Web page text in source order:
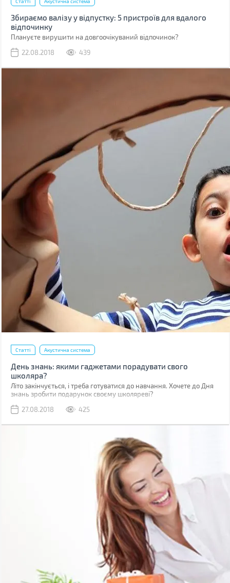
Збираємо валізу у відпустку: 5 пристроїв для вдалого
відпочинку
Плануєте вирушити на довгоочікуваний відпочинок?
22.08.2018
439
Статті Акустична система
День знань: якими гаджетами порадувати свого
школяра?
Літо закінчується, і треба готуватися до навчання. Хочете до Дня
знань зробити подарунок своєму школяреві?
27.08.2018
425